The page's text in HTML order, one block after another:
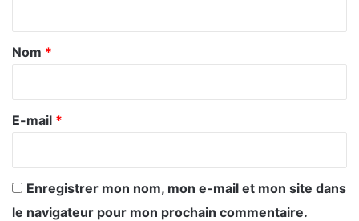
a
e
Nom *
E-mail *
Enregistrer mon nom, mon e-mail et mon site dans
le navigateur pour mon prochain commentaire.